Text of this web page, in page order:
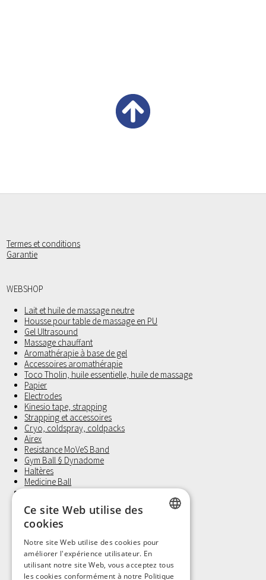
Termes et conditions
Garantie
WEBSHOP
Lait et huile de massage neutre
Housse pour table de massage en PU
Gel Ultrasound
Massage chauffant
Aromathérapie à base de gel
Accessoires aromathérapie
Toco Tholin, huile essentielle, huile de massage
Papier
Electrodes
Kinesio tape, strapping
Strapping et accessoires
Cryo, coldspray, coldpacks
Airex
Resistance MoVeS Band
Gym Ball § Dynadome
Haltères
Medicine Ball
Revalidatie
Bandes de fixation
Coussin d'assise et positionnement
Laufwunder
Petit materiel et Hygiène
FRENCH
Ce site Web utilise des
cookies
Notre site Web utilise des cookies pour
améliorer l'expérience utilisateur. En
utilisant notre site Web, vous acceptez tous
les cookies conformément à notre Politique